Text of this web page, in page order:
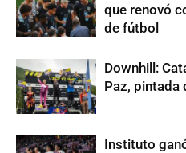
que renovó
de fútbol
Downhill:
Paz, pintada
Instituto